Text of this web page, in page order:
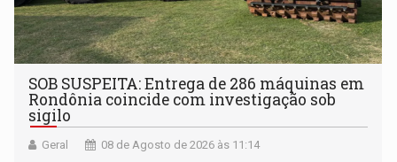
SOB SUSPEITA: Entrega de 286 máquinas em
Rondônia coincide com investigação sob
sigilo
Geral 08 de Agosto de 2026 às 11:14